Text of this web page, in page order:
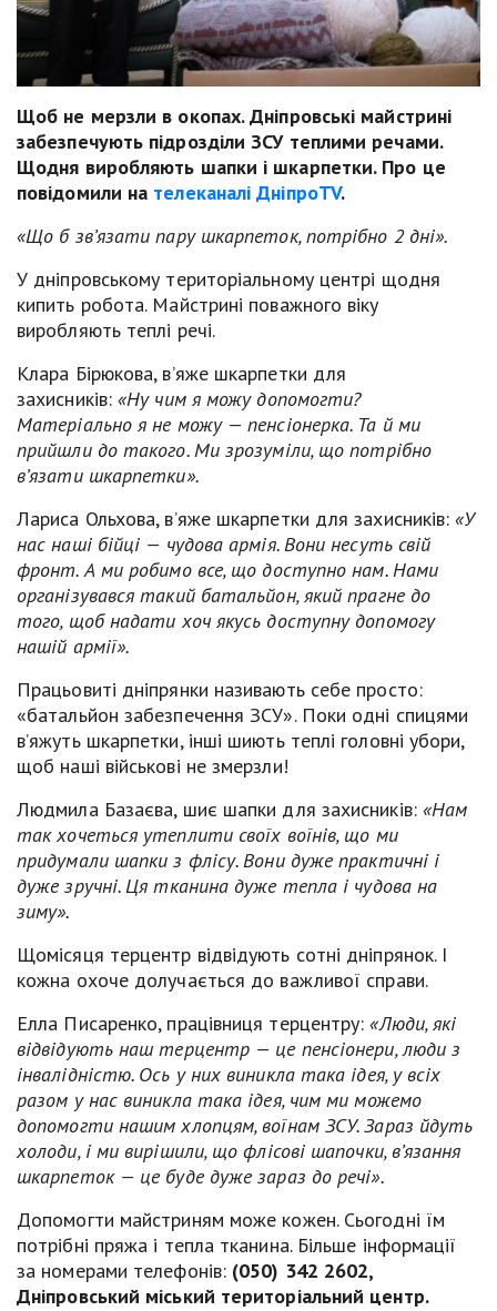
Щоб не мерзли в окопах. Дніпровські майстрині
забезпечують підрозділи ЗСУ теплими речами.
Щодня виробляють шапки і шкарпетки. Про це
повідомили на телеканалі ДніпроTV.
«Що б зв’язати пару шкарпеток, потрібно 2 дні».
У дніпровському територіальному центрі щодня
кипить робота. Майстрині поважного віку
виробляють теплі речі.
Клара Бірюкова, в’яже шкарпетки для
захисників:«Ну чим я можу допомогти?
Матеріально я не можу — пенсіонерка. Та й ми
прийшли до такого. Ми зрозуміли, що потрібно
в’язати шкарпетки».
Лариса Ольхова, в’яже шкарпетки для захисників:«У
нас наші бійці — чудова армія. Вони несуть свій
фронт. А ми робимо все, що доступно нам. Нами
організувався такий батальйон, який прагне до
того, щоб надати хоч якусь доступну допомогу
нашій армії».
Працьовиті дніпрянки називають себе просто:
«батальйон забезпечення ЗСУ». Поки одні спицями
в’яжуть шкарпетки, інші шиють теплі головні убори,
щоб наші військові не змерзли!
Людмила Базаєва, шиє шапки для захисників: «Нам
так хочеться утеплити своїх воїнів, що ми
придумали шапки з флісу. Вони дуже практичні і
дуже зручні. Ця тканина дуже тепла і чудова на
зиму».
Щомісяця терцентр відвідують сотні дніпрянок. І
кожна охоче долучається до важливої справи.
Елла Писаренко, працівниця терцентру:«Люди, які
відвідують наш терцентр — це пенсіонери, люди з
інвалідністю. Ось у них виникла така ідея, у всіх
разом у нас виникла така ідея, чим ми можемо
допомогти нашим хлопцям, воїнам ЗСУ. Зараз йдуть
холоди, і ми вирішили, що флісові шапочки, в’язання
шкарпеток — це буде дуже зараз до речі».
Допомогти майстриням може кожен. Сьогодні їм
потрібні пряжа і тепла тканина. Більше інформації
за номерами телефонів: (050) 342 2602,
Дніпровський міський територіальний центр.